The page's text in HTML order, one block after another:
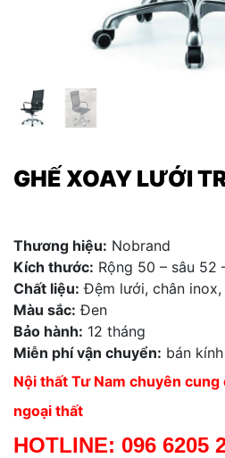
GHẾ XOAY LƯỚI
Thương hiệu: Nobrand
Kích thước: Rộng 50 – sâu 52
Chất liệu: Đệm lưới, chân inox,
Màu sắc: Đen
Bảo hành: 12 tháng
Miễn phí vận chuyển: bán
Nội thất Tư Nam chuyên cung
ngoại thất
HOTLINE: 096 6205